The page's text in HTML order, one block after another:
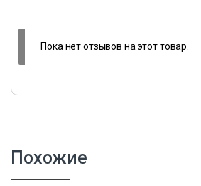
Пока нет отзывов на этот товар.
Похожие